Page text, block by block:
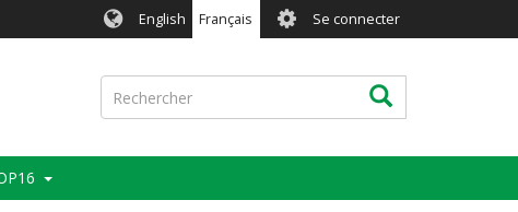
English Français User
account
menu
Se connecter
Rechercher Rechercher